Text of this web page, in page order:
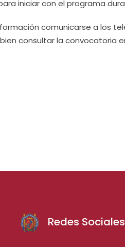
iniciar con el programa
comunicarse a los
consultar la convocatoria
Redes Sociales